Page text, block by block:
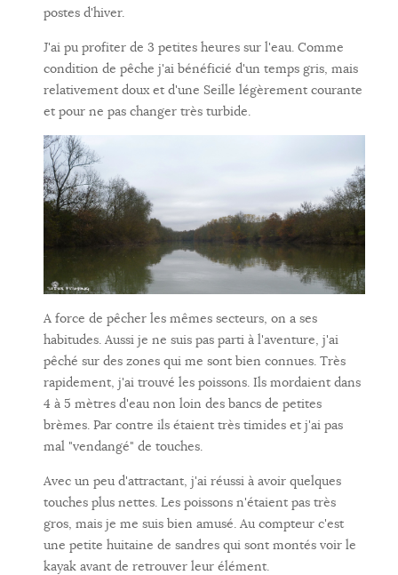
postes d'hiver.
J'ai pu profiter de 3 petites heures sur l'eau. Comme
condition de pêche j'ai bénéficié d'un temps gris, mais
relativement doux et d'une Seille légèrement courante
et pour ne pas changer très turbide.
A force de pêcher les mêmes secteurs, on a ses
habitudes. Aussi je ne suis pas parti à l'aventure, j'ai
pêché sur des zones qui me sont bien connues. Très
rapidement, j'ai trouvé les poissons. Ils mordaient dans
4 à 5 mètres d'eau non loin des bancs de petites
brèmes. Par contre ils étaient très timides et j'ai pas
mal "vendangé" de touches.
Avec un peu d'attractant, j'ai réussi à avoir quelques
touches plus nettes. Les poissons n'étaient pas très
gros, mais je me suis bien amusé. Au compteur c'est
une petite huitaine de sandres qui sont montés voir le
kayak avant de retrouver leur élément.